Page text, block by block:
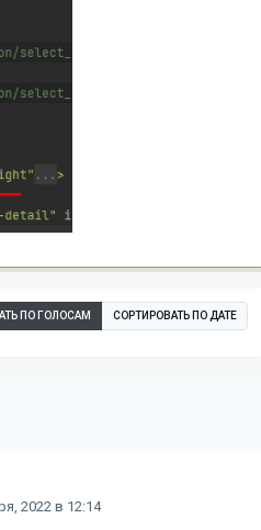
ПО ГОЛОСАМ СОРТИРОВАТЬ ПО ДАТЕ
2022 в 12:14